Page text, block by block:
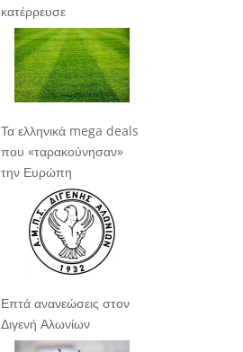
κατέρρευσε
Τα ελληνικά mega deals
που «ταρακούνησαν»
την Ευρώπη
Επτά ανανεώσεις στον
Διγενή Αλωνίων